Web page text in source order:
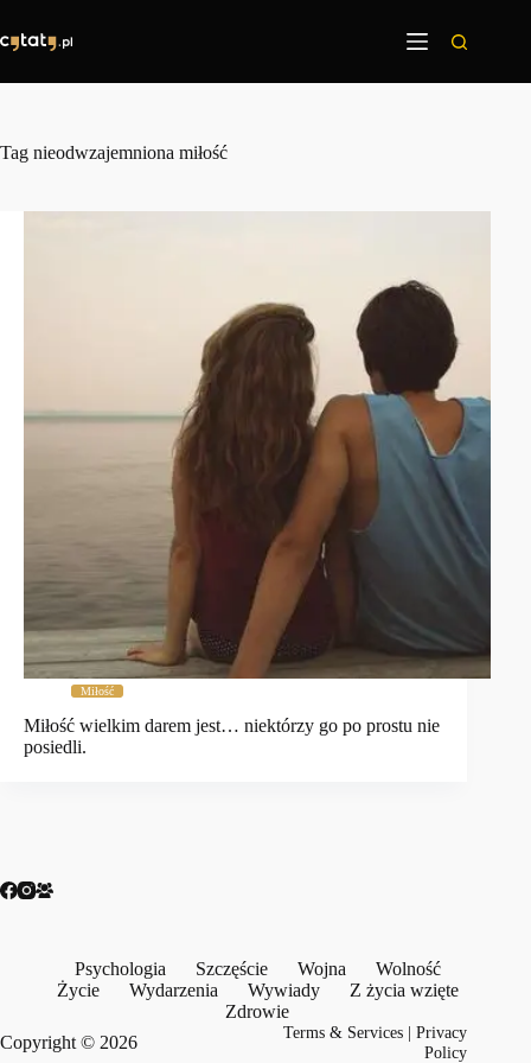
treści
Tag nieodwzajemniona miłość
Miłość
Miłość wielkim darem jest… niektórzy go po prostu nie
posiedli.
Psychologia Szczęście Wojna
Wolność
Życie
Wydarzenia Wywiady
Z życia wzięte
Zdrowie
Copyright © 2026
Terms & Services |Privacy
Policy